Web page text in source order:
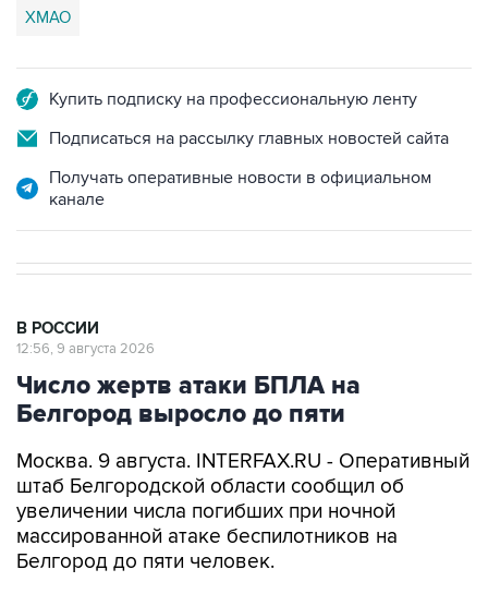
ХМАО
Купить подписку на профессиональную ленту
Подписаться на рассылку главных новостей сайта
Получать оперативные новости в официальном
канале
В РОССИИ
12:56, 9 августа 2026
Число жертв атаки БПЛА на
Белгород выросло до пяти
Москва. 9 августа. INTERFAX.RU - Оперативный
штаб Белгородской области сообщил об
увеличении числа погибших при ночной
массированной атаке беспилотников на
Белгород до пяти человек.